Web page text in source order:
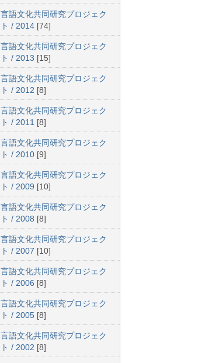
言語文化共同研究プロジェク
ト / 2014 [74]
言語文化共同研究プロジェク
ト / 2013 [15]
言語文化共同研究プロジェク
ト / 2012 [8]
言語文化共同研究プロジェク
ト / 2011 [8]
言語文化共同研究プロジェク
ト / 2010 [9]
言語文化共同研究プロジェク
ト / 2009 [10]
言語文化共同研究プロジェク
ト / 2008 [8]
言語文化共同研究プロジェク
ト / 2007 [10]
言語文化共同研究プロジェク
ト / 2006 [8]
言語文化共同研究プロジェク
ト / 2005 [8]
言語文化共同研究プロジェク
ト / 2002 [8]